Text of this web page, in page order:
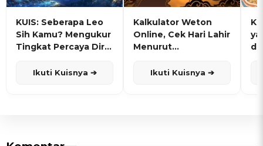
KUIS: Seberapa Leo
Sih Kamu? Mengukur
Tingkat Percaya Diri
Ikuti Kuisnya ➔
Kalkulator Weton
Online, Cek Hari Lahir
Menurut
Ikuti Kuisnya ➔